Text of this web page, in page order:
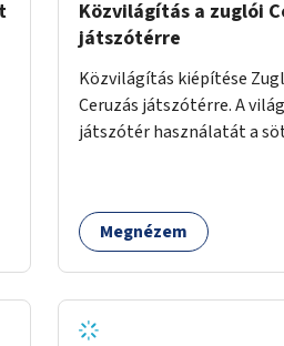
Közvilágítás a zuglói
játszótérre
Közvilágítás kiépítése
Ceruzás játszótérre. A
játszótér használatát a
Megnézem